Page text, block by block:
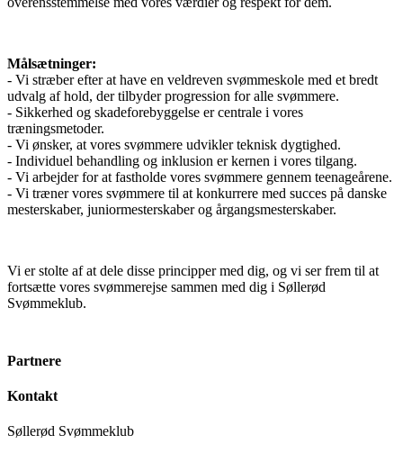
Målsætninger:
- Vi stræber efter at have en veldreven svømmeskole med et bredt
udvalg af hold, der tilbyder progression for alle svømmere.
- Sikkerhed og skadeforebyggelse er centrale i vores
træningsmetoder.
- Vi ønsker, at vores svømmere udvikler teknisk dygtighed.
- Individuel behandling og inklusion er kernen i vores tilgang.
- Vi arbejder for at fastholde vores svømmere gennem teenageårene.
- Vi træner vores svømmere til at konkurrere med succes på danske
mesterskaber, juniormesterskaber og årgangsmesterskaber.
Vi er stolte af at dele disse principper med dig, og vi ser frem til at
fortsætte vores svømmerejse sammen med dig i Søllerød
Svømmeklub.
Partnere
Kontakt
Søllerød Svømmeklub